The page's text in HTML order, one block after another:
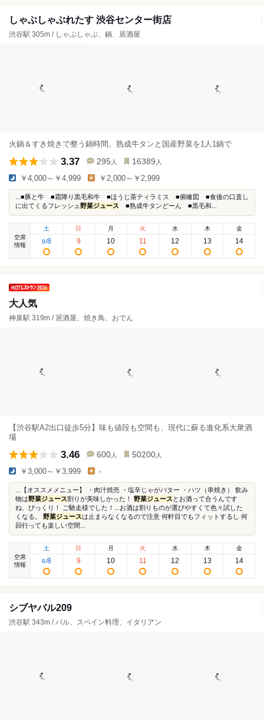
しゃぶしゃぶれたす 渋谷センター街店
渋谷駅 305m / しゃぶしゃぶ、鍋、居酒屋
火鍋＆すき焼きで整う鍋時間。熟成牛タンと国産野菜を1人1鍋で
3.37 295 人 16389 人
￥4,000～￥4,999 ￥2,000～￥2,999
...■豚と牛 ■霜降り黒毛和牛 ■ほうじ茶ティラミス ■俯瞰図 ■食後の口直し
に出てくるフレッシュ 野菜ジュース ■熟成牛タンどーん ■黒毛和...
空席
情報
土
8/8
日
9
月
10
火
11
水
12
木
13
金
14
大人気
神泉駅 319m / 居酒屋、焼き鳥、おでん
【渋谷駅A2出口徒歩5分】味も値段も空間も、現代に蘇る進化系大衆酒
場
3.46 600 人 50200 人
￥3,000～￥3,999 -
...【オススメメニュー】 ・肉汁焼売 ・塩辛じゃがバター ・ハツ（串焼き） 飲み
物は野菜ジュース割りが美味しかった！ 野菜ジュース とお酒って合うんです
ね、びっくり！ ご馳走様でした！...お酒は割りものが選びやすくて色々試した
くなる。 野菜ジュースは止まらなくなるので注意 何軒目でもフィットするし 何
回行っても楽しい空間...
空席
情報
土
8/8
日
9
月
10
火
11
水
12
木
13
金
14
シブヤバル209
渋谷駅 343m / バル、スペイン料理、イタリアン